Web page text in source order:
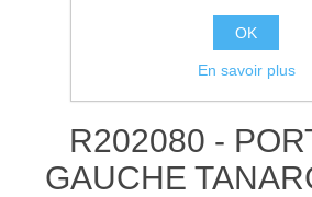
R202080 -
GAUCHE
OK
En savoir plus